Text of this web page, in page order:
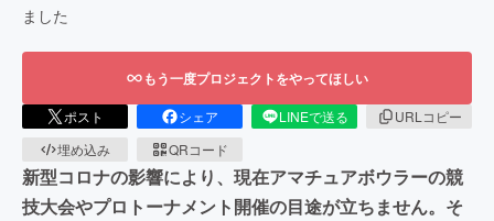
ました
もう一度プロジェクトをやってほしい
ポスト シェア LINEで送る
URLコピー
埋め込み
QRコード
新型コロナの影響により、現在アマチュアボウラーの競
技大会やプロトーナメント開催の目途が立ちません。そ